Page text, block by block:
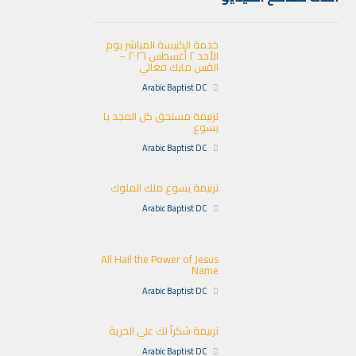
خدمة الكنيسة المباشر يوم
الأحد ٢ أغسطس ٢٠٢٦ –
القس مايك فغالي
Arabic Baptist DC
ترنيمة مستحق كل المجد يا
يسوع
Arabic Baptist DC
ترنيمة يسوع ملك الملوك
Arabic Baptist DC
All Hail the Power of Jesus
Name
Arabic Baptist DC
ترنيمة شكراً لك علي الحرية
Arabic Baptist DC